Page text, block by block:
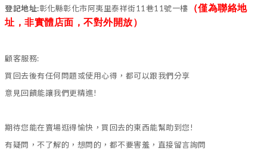
登記地址:彰化縣彰化市阿夷里泰祥街11巷11號一樓
（僅為聯絡地
址，非實體店面，不對外開放）
顧客服務:
買回去後有任何問題或使用心得，都可以跟我們分享
意見回饋能讓我們更精進!
期待您能在賣場逛得愉快，買回去的東西能幫助到您!
有疑問，不了解的，想問的，都不要害羞，直接留言詢問